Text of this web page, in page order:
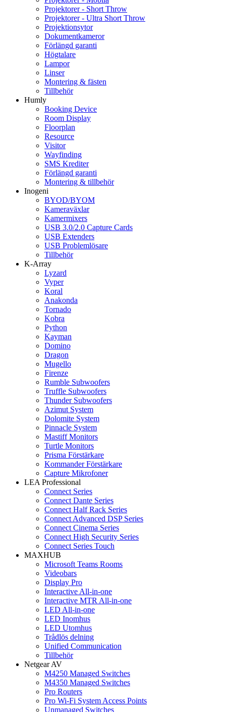
Projektorer - Short Throw
Projektorer - Ultra Short Throw
Projektionsytor
Dokumentkameror
Förlängd garanti
Högtalare
Lampor
Linser
Montering & fästen
Tillbehör
Humly
Booking Device
Room Display
Floorplan
Resource
Visitor
Wayfinding
SMS Krediter
Förlängd garanti
Montering & tillbehör
Inogeni
BYOD/BYOM
Kameraväxlar
Kamermixers
USB 3.0/2.0 Capture Cards
USB Extenders
USB Problemlösare
Tillbehör
K-Array
Lyzard
Vyper
Koral
Anakonda
Tornado
Kobra
Python
Kayman
Domino
Dragon
Mugello
Firenze
Rumble Subwoofers
Truffle Subwoofers
Thunder Subwoofers
Azimut System
Dolomite System
Pinnacle System
Mastiff Monitors
Turtle Monitors
Prisma Förstärkare
Kommander Förstärkare
Capture Mikrofoner
LEA Professional
Connect Series
Connect Dante Series
Connect Half Rack Series
Connect Advanced DSP Series
Connect Cinema Series
Connect High Security Series
Connect Series Touch
MAXHUB
Microsoft Teams Rooms
Videobars
Display Pro
Interactive All-in-one
Interactive MTR All-in-one
LED All-in-one
LED Inomhus
LED Utomhus
Trådlös delning
Unified Communication
Tillbehör
Netgear AV
M4250 Managed Switches
M4350 Managed Switches
Pro Routers
Pro Wi-Fi System Access Points
Unmanaged Switches